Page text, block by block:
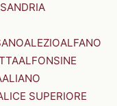
ALEZIOALFANO
ALFONSINE
ALIANO
SUPERIORE